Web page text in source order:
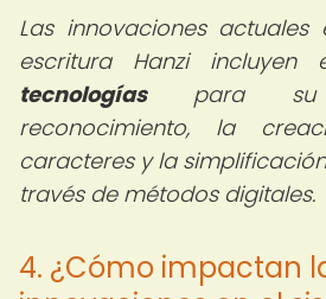
Las innovaciones
escritura Hanzi incluyen
tecnologíaspara su
reconocimiento, la
caracteres y la
través de métodos digitales.
4. ¿Cómo impactan